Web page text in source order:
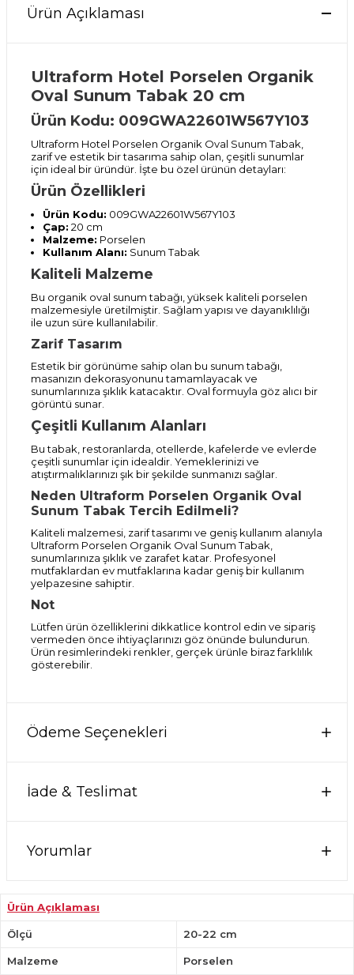
Ürün Açıklaması
Ultraform Hotel Porselen Organik
Oval Sunum Tabak 20 cm
Ürün Kodu: 009GWA22601W567Y103
Ultraform Hotel Porselen Organik Oval Sunum Tabak,
zarif ve estetik bir tasarıma sahip olan, çeşitli sunumlar
için ideal bir üründür. İşte bu özel ürünün detayları:
Ürün Özellikleri
Ürün Kodu: 009GWA22601W567Y103
Çap: 20 cm
Malzeme: Porselen
Kullanım Alanı: Sunum Tabak
Kaliteli Malzeme
Bu organik oval sunum tabağı, yüksek kaliteli porselen
malzemesiyle üretilmiştir. Sağlam yapısı ve dayanıklılığı
ile uzun süre kullanılabilir.
Zarif Tasarım
Estetik bir görünüme sahip olan bu sunum tabağı,
masanızın dekorasyonunu tamamlayacak ve
sunumlarınıza şıklık katacaktır. Oval formuyla göz alıcı bir
görüntü sunar.
Çeşitli Kullanım Alanları
Bu tabak, restoranlarda, otellerde, kafelerde ve evlerde
çeşitli sunumlar için idealdir. Yemeklerinizi ve
atıştırmalıklarınızı şık bir şekilde sunmanızı sağlar.
Neden Ultraform Porselen Organik Oval
Sunum Tabak Tercih Edilmeli?
Kaliteli malzemesi, zarif tasarımı ve geniş kullanım alanıyla
Ultraform Porselen Organik Oval Sunum Tabak,
sunumlarınıza şıklık ve zarafet katar. Profesyonel
mutfaklardan ev mutfaklarına kadar geniş bir kullanım
yelpazesine sahiptir.
Not
Lütfen ürün özelliklerini dikkatlice kontrol edin ve sipariş
vermeden önce ihtiyaçlarınızı göz önünde bulundurun.
Ürün resimlerindeki renkler, gerçek ürünle biraz farklılık
gösterebilir.
Ödeme Seçenekleri
İade & Teslimat
Yorumlar
Ürün Açıklaması
Ölçü 20-22 cm
Malzeme Porselen